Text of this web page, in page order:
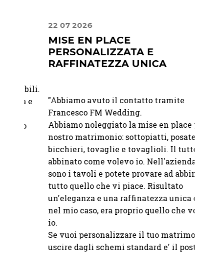
22 07 2026
MISE EN PLACE
PERSONALIZZATA E
RAFFINATEZZA UNICA
"Abbiamo avuto il contatto tramite
Francesco FM Wedding.
Abbiamo noleggiato la mise en place per il
nostro matrimonio: sottopiatti, posate,
bicchieri, tovaglie e tovaglioli. Il tutto
abbinato come volevo io. Nell'azienda ci
sono i tavoli e potete provare ad abbinare
tutto quello che vi piace. Risultato
un'eleganza e una raffinatezza unica che,
nel mio caso, era proprio quello che volevo
Se vuoi personalizzare il tuo matrimonio e
uscire dagli schemi standard e' il posto